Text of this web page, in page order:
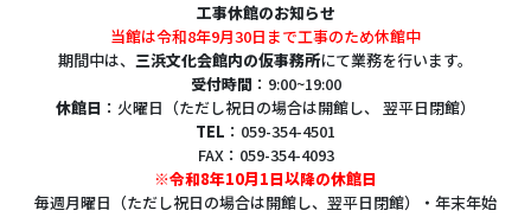
工事休館のお知らせ
当館は令和8年9月30日まで工事のため休館中
期間中は、 三浜文化会館内の仮事務所にて業務を行います。
受付時間 ：9:00~19:00
休館日 ：火曜日（ただし祝日の場合は開館し、 翌平日閉館）
TEL ：059-354-4501
FAX：059-354-4093
※令和8年10月1日以降の休館日
毎週月曜日（ただし祝日の場合は開館し、翌平日閉館）・年末年始